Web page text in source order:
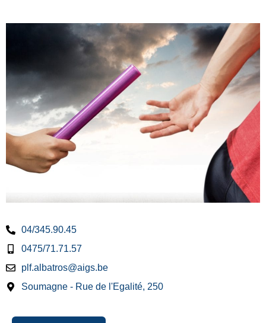
04/345.90.45
0475/71.71.57
plf.albatros@aigs.be
Soumagne - Rue de l'Egalité, 250